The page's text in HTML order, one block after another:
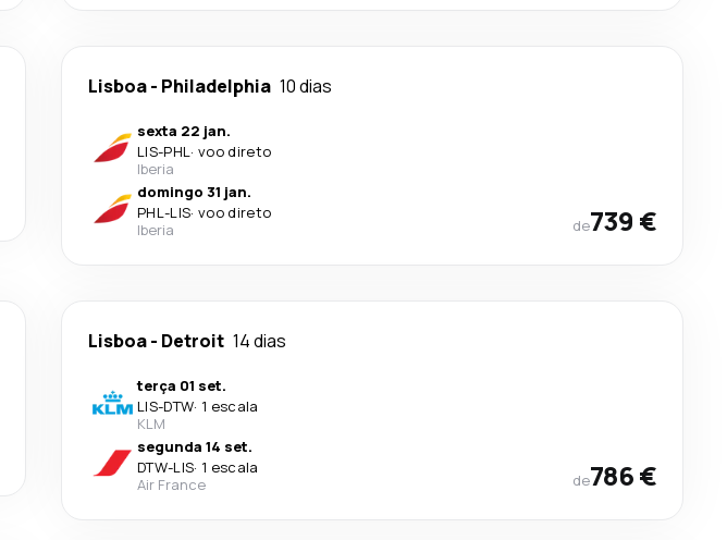
Lisboa- Philadelphia 10 dias
sexta 22 jan.
LIS-PHL· voo direto
Iberia
domingo 31 jan.
PHL-LIS· voo direto
Iberia
de739 €
Lisboa- Detroit 14 dias
terça 01 set.
LIS-DTW· 1 escala
KLM
segunda 14 set.
DTW-LIS· 1 escala
Air France
de786 €